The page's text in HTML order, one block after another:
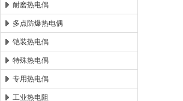
耐磨热电偶
多点防爆热电偶
铠装热电偶
特殊热电偶
专用热电偶
工业热电阻